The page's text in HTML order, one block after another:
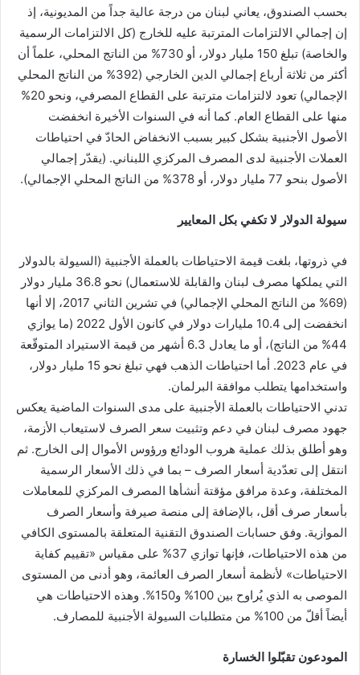
بحسب الصندوق، يعاني لبنان من درجة عالية جداً من المديونية، إذ
إن إجمالي الالتزامات المترتبة عليه للخارج (كل الالتزامات الرسمية
والخاصة) تبلغ 150 مليار دولار، أو 730% من الناتج المحلي، علماً أن
أكثر من ثلاثة أرباع إجمالي الدين الخارجي (392% من الناتج المحلي
الإجمالي) تعود لالتزامات مترتبة على القطاع المصرفي، ونحو 20%
منها على القطاع العام. كما أنه في السنوات الأخيرة انخفضت
الأصول الأجنبية بشكل كبير بسبب الانخفاض الحادّ في احتياطات
العملات الأجنبية لدى المصرف المركزي اللبناني. (يقدّر إجمالي
الأصول بنحو 77 مليار دولار، أو 378% من الناتج المحلي الإجمالي).
سيولة الدولار لا تكفي بكل المعايير
في ذروتها، بلغت قيمة الاحتياطات بالعملة الأجنبية (السيولة بالدولار
التي يملكها مصرف لبنان والقابلة للاستعمال) نحو 36.8 مليار دولار
(69% من الناتج المحلي الإجمالي) في تشرين الثاني 2017، إلا أنها
انخفضت إلى 10.4 مليارات دولار في كانون الأول 2022 (ما يوازي
44% من الناتج)، أو ما يعادل 6.3 أشهر من قيمة الاستيراد المتوقّعة
في عام 2023. أما احتياطات الذهب فهي تبلغ نحو 15 مليار دولار،
واستخدامها يتطلب موافقة البرلمان.
تدني الاحتياطات بالعملة الأجنبية على مدى السنوات الماضية يعكس
جهود مصرف لبنان في دعم وتثبيت سعر الصرف لاستيعاب الأزمة،
وهو أطلق بذلك عملية هروب الودائع ورؤوس الأموال إلى الخارج. ثم
انتقل إلى تعدّدية أسعار الصرف – بما في ذلك الأسعار الرسمية
المختلفة، وعدة مرافق مؤقتة أنشأها المصرف المركزي للمعاملات
بأسعار صرف أقل، بالإضافة إلى منصة صيرفة وأسعار الصرف
الموازية. وفق حسابات الصندوق التقنية المتعلقة بالمستوى الكافي
من هذه الاحتياطات، فإنها توازي 37% على مقياس «تقييم كفاية
الاحتياطات» لأنظمة أسعار الصرف العائمة، وهو أدنى من المستوى
الموصى به الذي يُراوح بين 100% و150%. وهذه الاحتياطات هي
أيضاً أقلّ من 100% من متطلبات السيولة الأجنبية للمصارف.
المودعون تقبّلوا الخسارة